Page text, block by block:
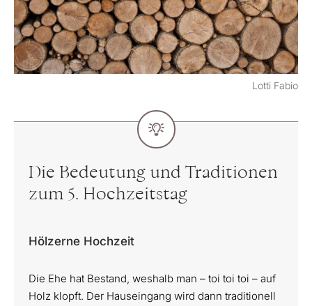
Lotti Fabio
Die Bedeutung und Traditionen
zum 5. Hochzeitstag
Hölzerne Hochzeit
Die Ehe hat Bestand, weshalb man – toi toi toi – auf
Holz klopft. Der Hauseingang wird dann traditionell